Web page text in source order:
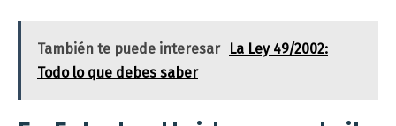
También te puede interesar
La Ley 49/2002:
Todo lo que debes saber